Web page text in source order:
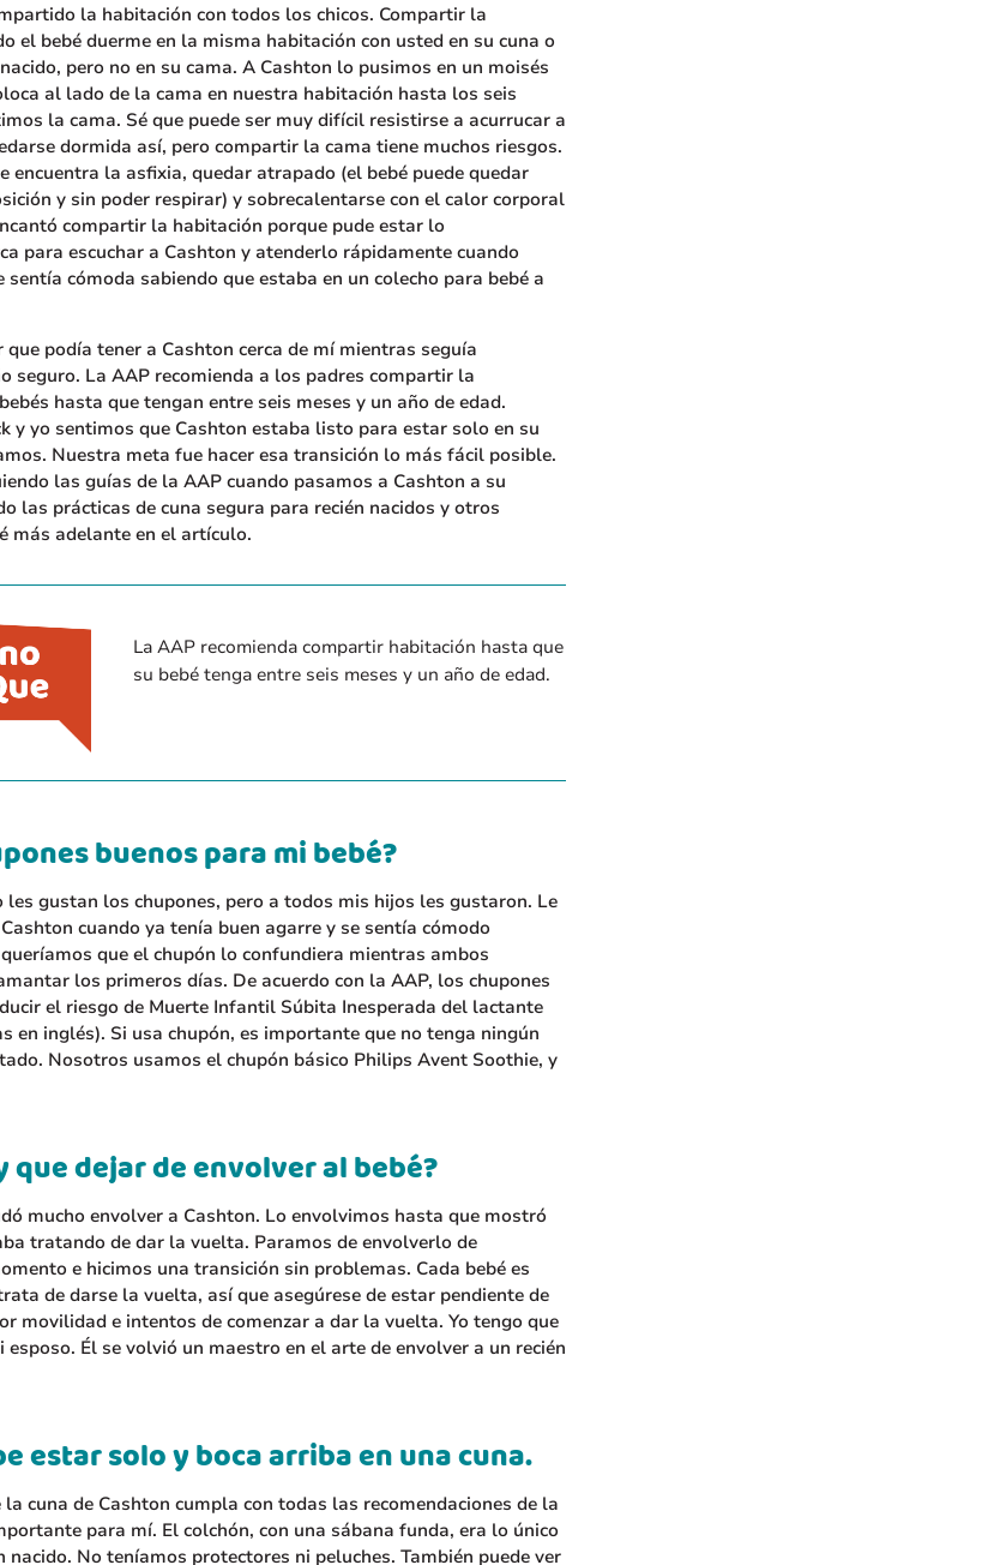
la habitación con todos los chicos. Compartir la
el bebé duerme en la misma habitación con usted en su cuna o
pero no en su cama. A Cashton lo pusimos en un moisés
al lado de la cama en nuestra habitación hasta los seis
la cama. Sé que puede ser muy difícil resistirse a acurrucar a
dormida así, pero compartir la cama tiene muchos riesgos.
encuentra la asfixia, quedar atrapado (el bebé puede quedar
y sin poder respirar) y sobrecalentarse con el calor corporal
compartir la habitación porque pude estar lo
para escuchar a Cashton y atenderlo rápidamente cuando
sentía cómoda sabiendo que estaba en un colecho para bebé a
que podía tener a Cashton cerca de mí mientras seguía
seguro. La AAP recomienda a los padres compartir la
hasta que tengan entre seis meses y un año de edad.
y yo sentimos que Cashton estaba listo para estar solo en su
Nuestra meta fue hacer esa transición lo más fácil posible.
las guías de la AAP cuando pasamos a Cashton a su
las prácticas de cuna segura para recién nacidos y otros
más adelante en el artículo.
La AAP recomienda compartir habitación hasta que
su bebé tenga entre seis meses y un año de edad.
buenos para mi bebé?
les gustan los chupones, pero a todos mis hijos les gustaron. Le
cuando ya tenía buen agarre y se sentía cómodo
que el chupón lo confundiera mientras ambos
los primeros días. De acuerdo con la AAP, los chupones
el riesgo de Muerte Infantil Súbita Inesperada del lactante
en inglés). Si usa chupón, es importante que no tenga ningún
Nosotros usamos el chupón básico Philips Avent Soothie, y
que dejar de envolver al bebé?
mucho envolver a Cashton. Lo envolvimos hasta que mostró
tratando de dar la vuelta. Paramos de envolverlo de
e hicimos una transición sin problemas. Cada bebé es
de darse la vuelta, así que asegúrese de estar pendiente de
movilidad e intentos de comenzar a dar la vuelta. Yo tengo que
Él se volvió un maestro en el arte de envolver a un recién
estar solo y boca arriba en una cuna.
cuna de Cashton cumpla con todas las recomendaciones de la
para mí. El colchón, con una sábana funda, era lo único
nacido. No teníamos protectores ni peluches. También puede ver